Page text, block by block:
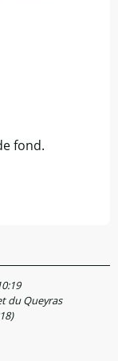
fond.
du Queyras
)